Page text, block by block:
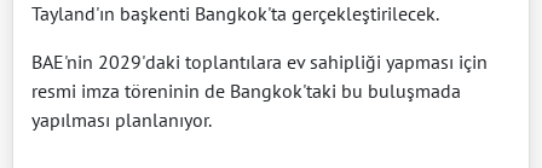
Tayland'ın başkenti Bangkok'ta gerçekleştirilecek.
BAE'nin 2029'daki toplantılara ev sahipliği yapması için
resmi imza töreninin de Bangkok'taki bu buluşmada
yapılması planlanıyor.